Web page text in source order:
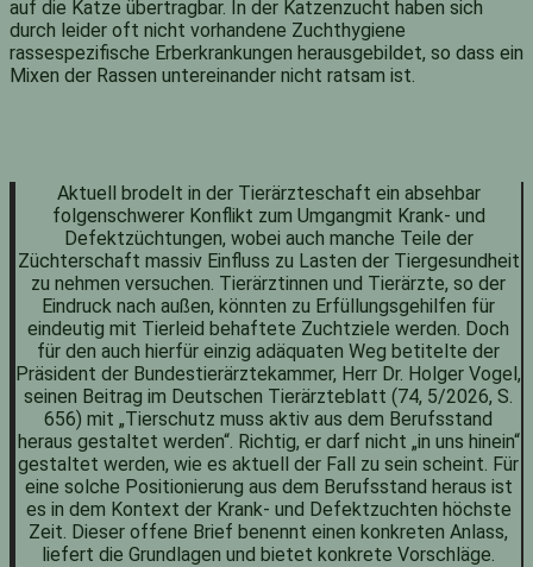
auf die Katze übertragbar. In der Katzenzucht haben sich
durch leider oft nicht vorhandene Zuchthygiene
rassespezifische Erberkrankungen herausgebildet, so dass ein
Mixen der Rassen untereinander nicht ratsam ist.
Aktuell brodelt in der Tierärzteschaft ein absehbar
folgenschwerer Konflikt zum Umgangmit Krank- und
Defektzüchtungen, wobei auch manche Teile der
Züchterschaft massiv Einfluss zu Lasten der Tiergesundheit
zu nehmen versuchen. Tierärztinnen und Tierärzte, so der
Eindruck nach außen, könnten zu Erfüllungsgehilfen für
eindeutig mit Tierleid behaftete Zuchtziele werden. Doch
für den auch hierfür einzig adäquaten Weg betitelte der
Präsident der Bundestierärztekammer, Herr Dr. Holger Vogel,
seinen Beitrag im Deutschen Tierärzteblatt (74, 5/2026, S.
656) mit „Tierschutz muss aktiv aus dem Berufsstand
heraus gestaltet werden“. Richtig, er darf nicht „in uns hinein“
gestaltet werden, wie es aktuell der Fall zu sein scheint. Für
eine solche Positionierung aus dem Berufsstand heraus ist
es in dem Kontext der Krank- und Defektzuchten höchste
Zeit. Dieser offene Brief benennt einen konkreten Anlass,
liefert die Grundlagen und bietet konkrete Vorschläge.